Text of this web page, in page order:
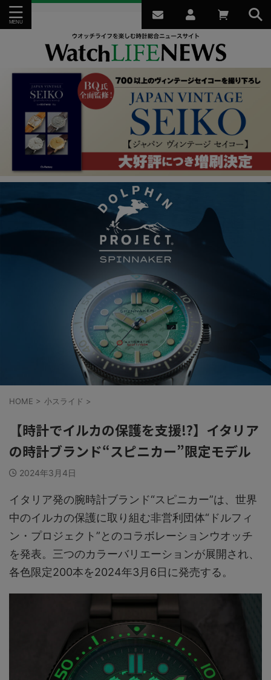
HOME > 小スライド >
【時計でイルカの保護を支援!?】イタリア
の時計ブランド“スピニカー”限定モデル
2024年3月4日
イタリア発の腕時計ブランド“スピニカー”は、世界
中のイルカの保護に取り組む非営利団体“ドルフィ
ン・プロジェクト”とのコラボレーションウオッチ
を発表。三つのカラーバリエーションが展開され、
各色限定200本を2024年3月6日に発売する。